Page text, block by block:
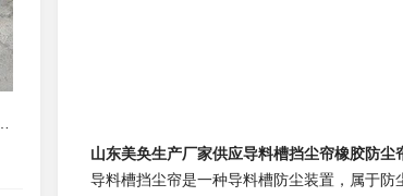
山东美奂生产厂家供应导料槽挡尘帘橡胶防尘
导料槽挡尘帘是一种导料槽防尘装置，属于